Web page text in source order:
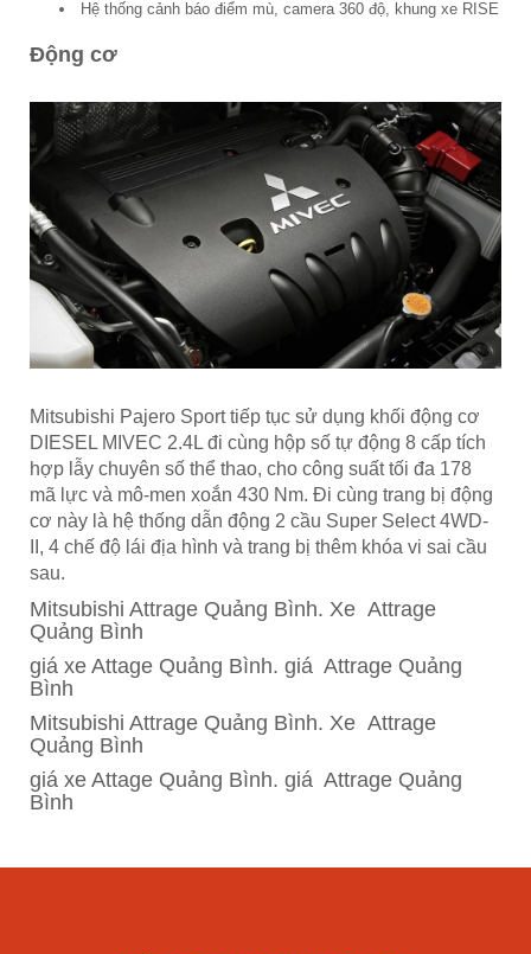
Hệ thống cảnh báo điểm mù, camera 360 độ, khung xe RISE
Động cơ
Mitsubishi Pajero Sport tiếp tục sử dụng khối động cơ
DIESEL MIVEC 2.4L đi cùng hộp số tự động 8 cấp tích
hợp lẫy chuyên số thể thao, cho công suất tối đa 178
mã lực và mô-men xoắn 430 Nm. Đi cùng trang bị động
cơ này là hệ thống dẫn động 2 cầu Super Select 4WD-
II, 4 chế độ lái địa hình và trang bị thêm khóa vi sai cầu
sau.
Mitsubishi Attrage Quảng Bình. Xe Attrage
Quảng Bình
giá xe Attage Quảng Bình. giá Attrage Quảng
Bình
Mitsubishi Attrage Quảng Bình. Xe Attrage
Quảng Bình
giá xe Attage Quảng Bình. giá Attrage Quảng
Bình